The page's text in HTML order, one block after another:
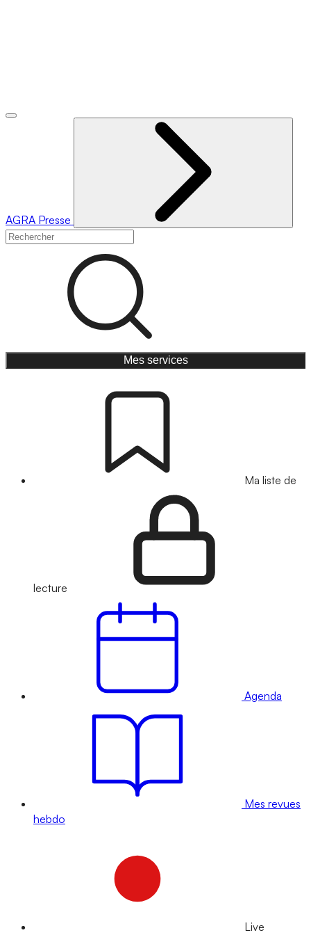
AGRA Presse
Mes services
Ma liste de
lecture
Agenda
Mes revues
hebdo
Live